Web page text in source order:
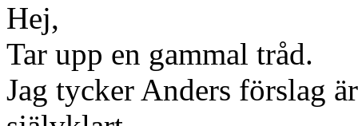
Hej,
Tar upp en gammal tråd.
Jag tycker Anders förslag